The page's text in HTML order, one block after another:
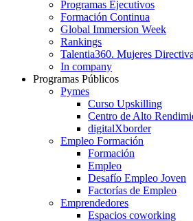
Programas Ejecutivos
Formación Continua
Global Immersion Week
Rankings
Talentia360. Mujeres
In company
Programas Públicos
Pymes
Curso Upskilling
Centro de Alto
digitalXborder
Empleo Formación
Formación
Empleo
Desafío Empleo Joven
Factorías de Empleo
Emprendedores
Espacios coworking